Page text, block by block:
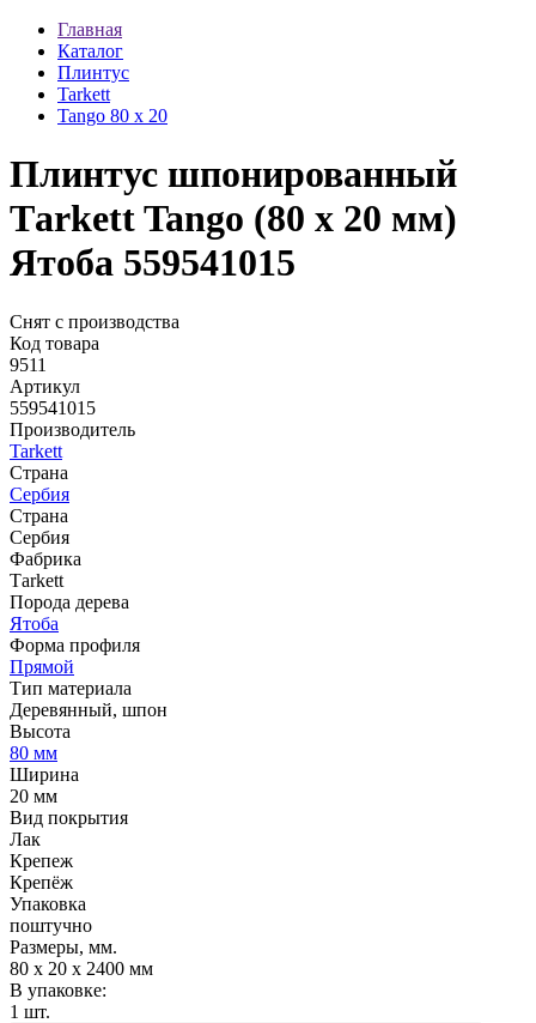
Главная
Каталог
Плинтус
Tarkett
Tango 80 х 20
Плинтус шпонированный
Тarkett Tango (80 х 20 мм)
Ятоба 559541015
Снят с производства
Код товара
9511
Артикул
559541015
Производитель
Tarkett
Страна
Сербия
Страна
Сербия
Фабрика
Тarkett
Порода дерева
Ятоба
Форма профиля
Прямой
Тип материала
Деревянный, шпон
Высота
80 мм
Ширина
20 мм
Вид покрытия
Лак
Крепеж
Крепёж
Упаковка
поштучно
Размеры, мм.
80 х 20 х 2400 мм
В упаковке:
1 шт.